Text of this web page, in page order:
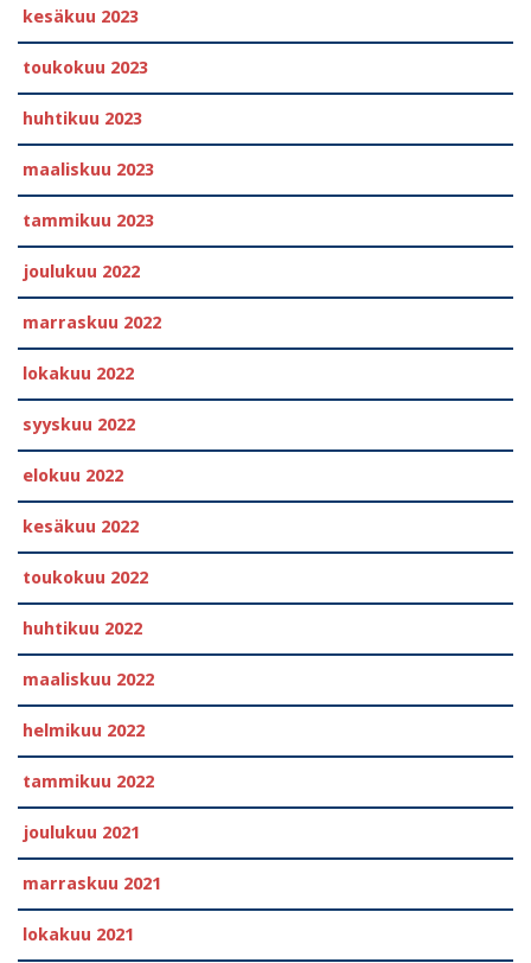
kesäkuu 2023
toukokuu 2023
huhtikuu 2023
maaliskuu 2023
tammikuu 2023
joulukuu 2022
marraskuu 2022
lokakuu 2022
syyskuu 2022
elokuu 2022
kesäkuu 2022
toukokuu 2022
huhtikuu 2022
maaliskuu 2022
helmikuu 2022
tammikuu 2022
joulukuu 2021
marraskuu 2021
lokakuu 2021